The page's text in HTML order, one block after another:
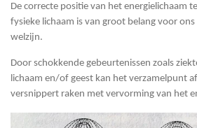
De correcte positie van het energielichaam
fysieke lichaam is van groot belang voor
welzijn.
Door schokkende gebeurtenissen zoals
lichaam en/of geest kan het verzamelpunt
versnippert raken met vervorming van het